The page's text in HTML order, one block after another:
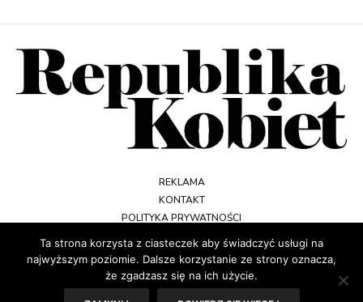
REKLAMA
KONTAKT
POLITYKA PRYWATNOŚCI
REGULAMIN
Ta strona korzysta z ciasteczek aby świadczyć usługi na
najwyższym poziomie. Dalsze korzystanie ze strony oznacza,
że zgadzasz się na ich użycie.